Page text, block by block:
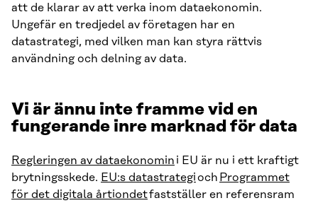
att de klarar av att verka inom dataekonomin.
Ungefär en tredjedel av företagen har en
datastrategi, med vilken man kan styra rättvis
användning och delning av data.
Vi är ännu inte framme vid en
fungerande inre marknad för data
Regleringen av dataekonomin i EU är nu i ett kraftigt
brytningsskede. EU:s datastrategioch Programmet
för det digitala årtiondetfastställer en referensram